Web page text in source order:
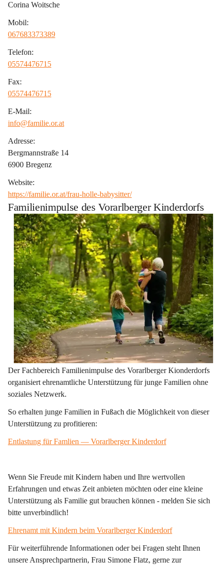
Corina Woitsche
Mobil:
067683373389
Telefon:
05574476715
Fax:
05574476715
E-Mail:
info@familie.or.at
Adresse:
Bergmannstraße 14
6900 Bregenz
Website:
https://familie.or.at/frau-holle-babysitter/
Familienimpulse des Vorarlberger Kinderdorfs
Der Fachbereich Familienimpulse des Vorarlberger Kionderdorfs
organisiert ehrenamtliche Unterstützung für junge Familien ohne
soziales Netzwerk.
So erhalten junge Familien in Fußach die Möglichkeit von dieser
Unterstützung zu profitieren:
Entlastung für Famlien — Vorarlberger Kinderdorf
Wenn Sie Freude mit Kindern haben und Ihre wertvollen
Erfahrungen und etwas Zeit anbieten möchten oder eine kleine
Unterstützung als Familie gut brauchen können - melden Sie sich
bitte unverbindlich!
Ehrenamt mit Kindern beim Vorarlberger Kinderdorf
Für weiterführende Informationen oder bei Fragen steht Ihnen
unsere Ansprechpartnerin, Frau Simone Flatz, gerne zur